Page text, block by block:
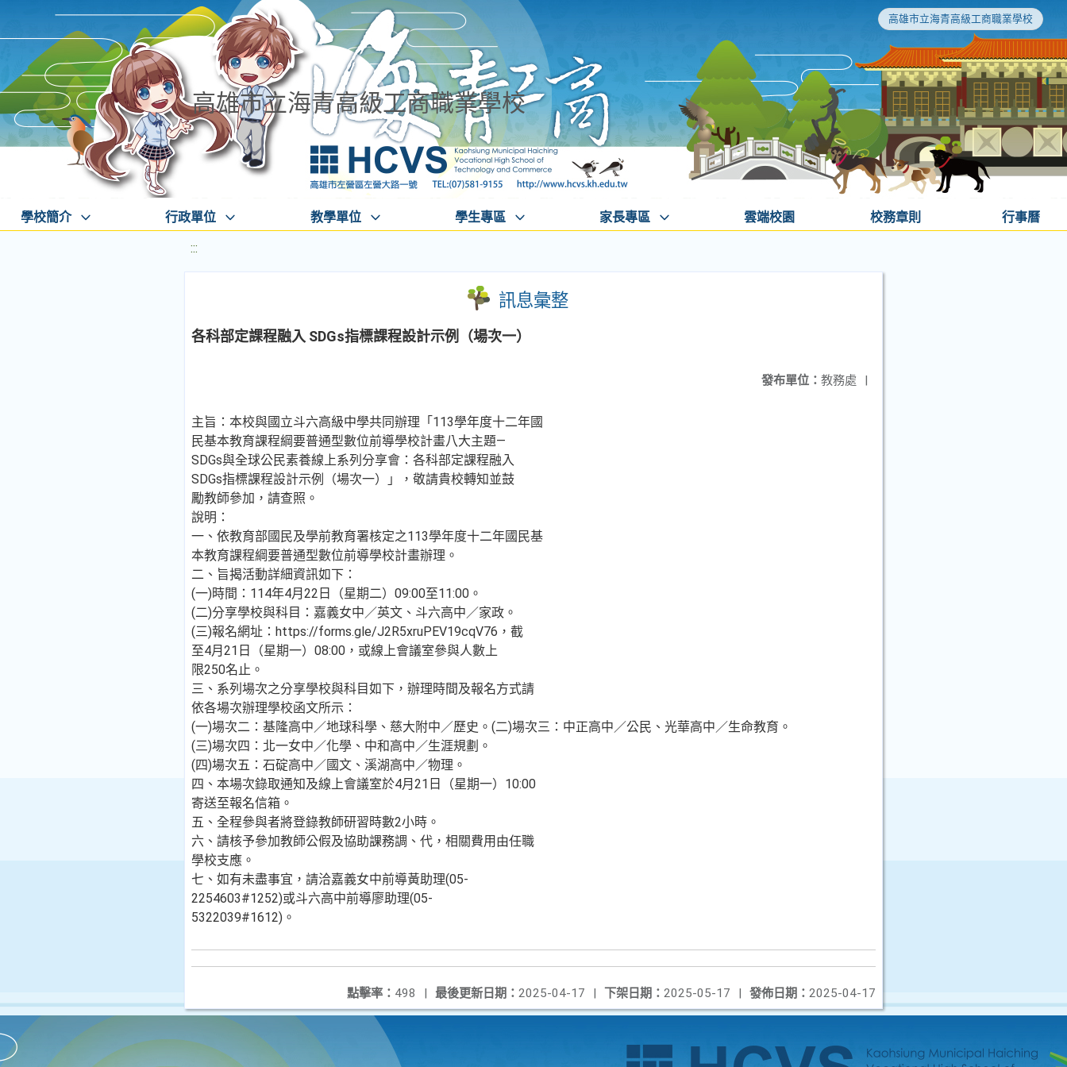
高雄市立海青高級工商職業學校
高雄市立海青高級工商職業學校
學校簡介 行政單位 教學單位 學生專區 家長專區 雲端校園 校務章則 行事曆
:::
訊息彙整
各科部定課程融入 SDGs指標課程設計示例（場次一）
發布單位： 教務處 |
主旨：本校與國立斗六高級中學共同辦理「113學年度十二年國
民基本教育課程綱要普通型數位前導學校計畫八大主題—
SDGs與全球公民素養線上系列分享會：各科部定課程融入
SDGs指標課程設計示例（場次一）」，敬請貴校轉知並鼓
勵教師參加，請查照。
說明：
一、依教育部國民及學前教育署核定之113學年度十二年國民基
本教育課程綱要普通型數位前導學校計畫辦理。
二、旨揭活動詳細資訊如下：
(一)時間：114年4月22日（星期二）09:00至11:00。
(二)分享學校與科目：嘉義女中／英文、斗六高中／家政。
(三)報名網址：https://forms.gle/J2R5xruPEV19cqV76，截
至4月21日（星期一）08:00，或線上會議室參與人數上
限250名止。
三、系列場次之分享學校與科目如下，辦理時間及報名方式請
依各場次辦理學校函文所示：
(一)場次二：基隆高中／地球科學、慈大附中／歷史。(二)場次三：中正高中／公民、光華高中／生命教育。
(三)場次四：北一女中／化學、中和高中／生涯規劃。
(四)場次五：石碇高中／國文、溪湖高中／物理。
四、本場次錄取通知及線上會議室於4月21日（星期一）10:00
寄送至報名信箱。
五、全程參與者將登錄教師研習時數2小時。
六、請核予參加教師公假及協助課務調、代，相關費用由任職
學校支應。
七、如有未盡事宜，請洽嘉義女中前導黃助理(05-
2254603#1252)或斗六高中前導廖助理(05-
5322039#1612)。
發佈日期： 2025-04-17
下架日期： 2025-05-17 |
最後更新日期： 2025-04-17 |
點擊率： 498 |